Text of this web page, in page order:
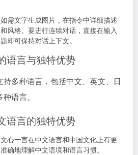
需文字生成图片，在指令中详细描述
风格。要进行连续对话，直接在输入
即可保持对话上下文。
语言与独特优势
多种语言，包括中文、英文、日
语言。
语言的独特优势
心一言在中文语言和中国文化上有更
确地理解中文语境和语言习惯。